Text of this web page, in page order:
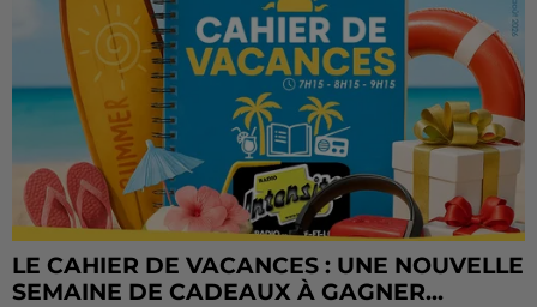
LE CAHIER DE VACANCES : UNE NOUVELLE
SEMAINE DE CADEAUX À GAGNER...